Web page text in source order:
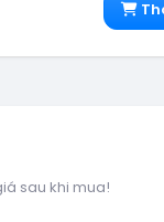
sau khi mua!